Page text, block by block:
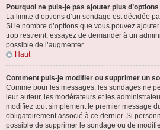
Pourquoi ne puis-je pas ajouter plus
La limite d’options d’un sondage est décidée
Si le nombre d’options que vous pouvez
trop restreint, essayez de demander à un
possible de l’augmenter.
Haut
Comment puis-je modifier ou supprimer un
Comme pour les messages, les sondages ne
leur auteur, les modérateurs et les
modifiez tout simplement le premier message
obligatoirement associé à ce dernier. Si
possible de supprimer le sondage ou de